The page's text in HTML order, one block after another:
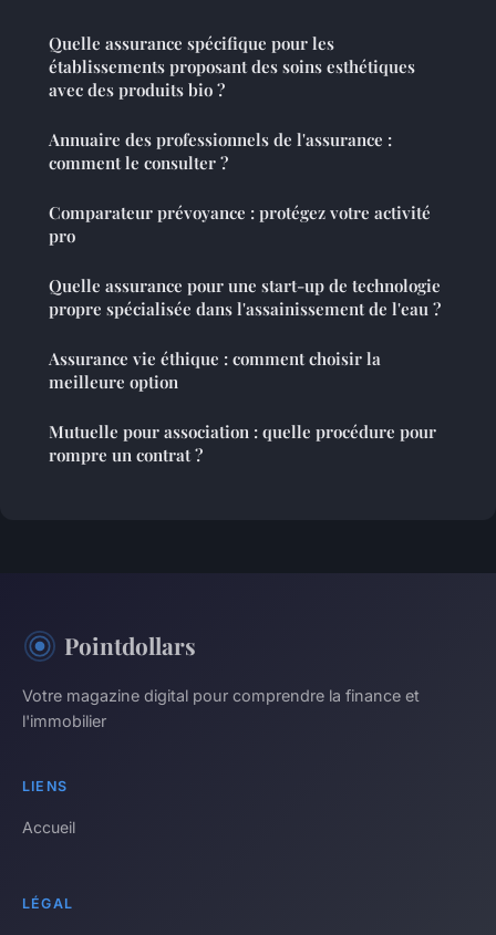
Quelle assurance spécifique pour les
établissements proposant des soins esthétiques
avec des produits bio ?
Annuaire des professionnels de l'assurance :
comment le consulter ?
Comparateur prévoyance : protégez votre activité
pro
Quelle assurance pour une start-up de technologie
propre spécialisée dans l'assainissement de l'eau ?
Assurance vie éthique : comment choisir la
meilleure option
Mutuelle pour association : quelle procédure pour
rompre un contrat ?
Pointdollars
Votre magazine digital pour comprendre la finance et
l'immobilier
LIENS
Accueil
LÉGAL